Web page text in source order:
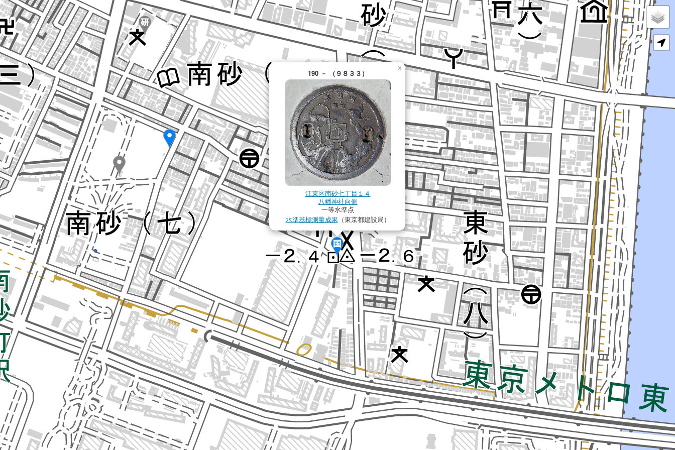
190 － （９８３３）
江東区南砂七丁目１４
八幡神社向側
一等水準点
水準基標測量成果（東京都建設局）
×